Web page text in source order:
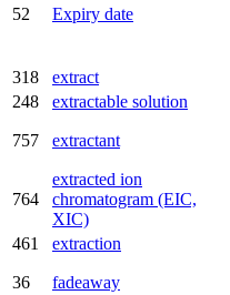
52 Expiry date
318 extract
248
extractable solution
757 extractant
764
extracted ion
chromatogram (EIC,
XIC)
461 extraction
36 fadeaway